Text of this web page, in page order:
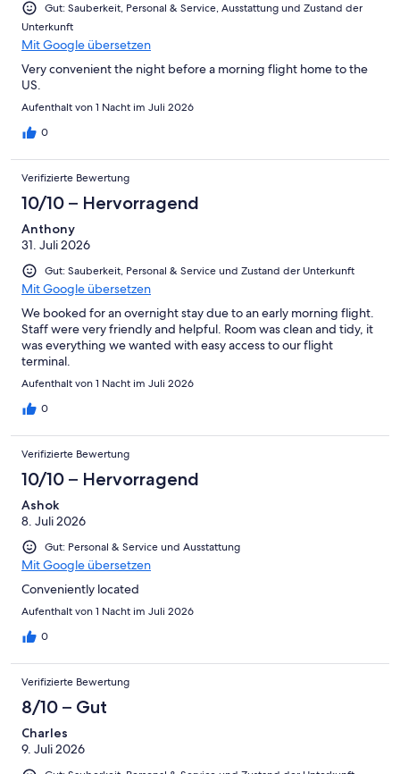
Gut: Sauberkeit, Personal & Service, Ausstattung und Zustand der
Unterkunft
Mit Google übersetzen
Very convenient the night before a morning flight home to the
US.
Aufenthalt von 1 Nacht im Juli 2026
0
Verifizierte Bewertung
10/10 – Hervorragend
Anthony
31. Juli 2026
Gut: Sauberkeit, Personal & Service und Zustand der Unterkunft
Mit Google übersetzen
We booked for an overnight stay due to an early morning flight.
Staff were very friendly and helpful. Room was clean and tidy, it
was everything we wanted with easy access to our flight
terminal.
Aufenthalt von 1 Nacht im Juli 2026
0
Verifizierte Bewertung
10/10 – Hervorragend
Ashok
8. Juli 2026
Gut: Personal & Service und Ausstattung
Mit Google übersetzen
Conveniently located
Aufenthalt von 1 Nacht im Juli 2026
0
Verifizierte Bewertung
8/10 – Gut
Charles
9. Juli 2026